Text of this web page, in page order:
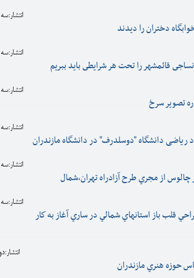
انتشار:سه شنبه 27
دختران را ديدند
انتشار:سه شنبه 27
قائمشهر را تحت هر شرايطى بايد ببريم
انتشار:سه شنبه 27
تصوير سرخ
انتشار:سه شنبه 27
ریاضی دانشگاه "دوسلدرف" در دانشگاه مازندران
انتشار:سه شنبه 27
از مجري طرح آزادراه تهران،شمال
انتشار:سه شنبه 27
قلب باز استانهاي شمالي در ساري آغاز به كار
انتشار:دوشنبه
حوزه هنري مازندران